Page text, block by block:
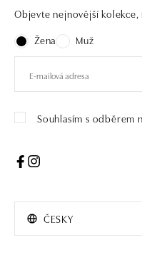
Objevte nejnovější
Žena
Muž
Souhlasím s odběrem
ČESKY